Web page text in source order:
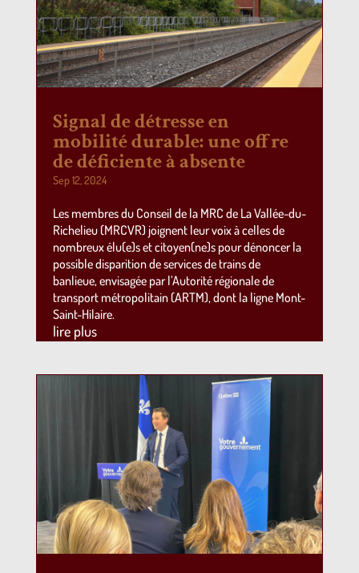
Signal de détresse en
mobilité durable: une offre
de déficiente à absente
Sep 12, 2024
Les membres du Conseil de la MRC de La Vallée-du-
Richelieu (MRCVR) joignent leur voix à celles de
nombreux élu(e)s et citoyen(ne)s pour dénoncer la
possible disparition de services de trains de
banlieue, envisagée par l’Autorité régionale de
transport métropolitain (ARTM), dont la ligne Mont-
Saint-Hilaire.
lire plus